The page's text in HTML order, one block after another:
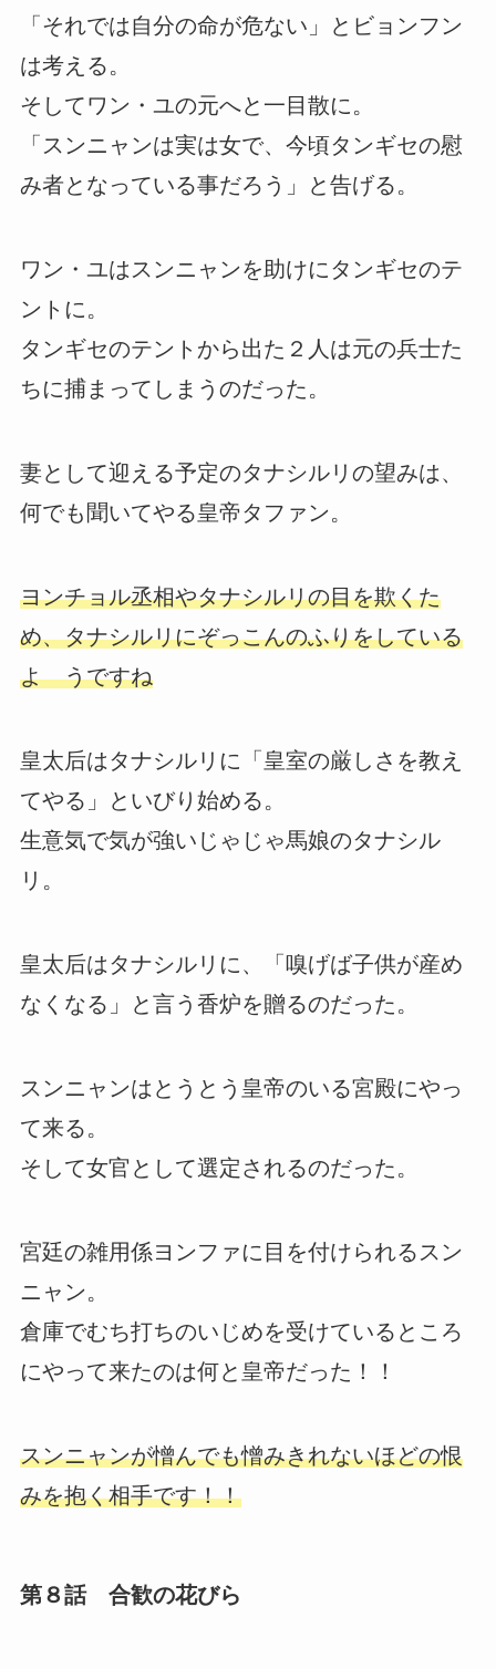
「それでは自分の命が危ない」とビョンフン
は考える。
そしてワン・ユの元へと一目散に。
「スンニャンは実は女で、今頃タンギセの慰
み者となっている事だろう」と告げる。
ワン・ユはスンニャンを助けにタンギセのテ
ントに。
タンギセのテントから出た２人は元の兵士た
ちに捕まってしまうのだった。
妻として迎える予定のタナシルリの望みは、
何でも聞いてやる皇帝タファン。
ヨンチョル丞相やタナシルリの目を欺くた
め、タナシルリにぞっこんのふりをしている
よ うですね
皇太后はタナシルリに「皇室の厳しさを教え
てやる」といびり始める。
生意気で気が強いじゃじゃ馬娘のタナシル
リ。
皇太后はタナシルリに、「嗅げば子供が産め
なくなる」と言う香炉を贈るのだった。
スンニャンはとうとう皇帝のいる宮殿にやっ
て来る。
そして女官として選定されるのだった。
宮廷の雑用係ヨンファに目を付けられるスン
ニャン。
倉庫でむち打ちのいじめを受けているところ
にやって来たのは何と皇帝だった！！
スンニャンが憎んでも憎みきれないほどの恨
みを抱く相手です！！
第８話 合歓の花びら